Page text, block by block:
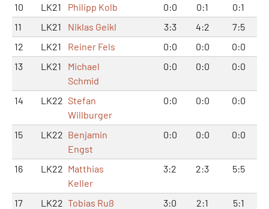
10 LK21 Philipp Kolb 0:0 0:1
0:1
11
LK21 Niklas Geikl 3:3 4:2
7:5
12
LK21 Reiner Fels 0:0 0:0
0:0
13
LK21
Michael
Schmid
0:0 0:0 0:0
14 LK22 Stefan
Willburger
0:0 0:0 0:0
15 LK22 Benjamin
Engst
0:0 0:0 0:0
16 LK22 Matthias
Keller
3:2 2:3 5:5
17 LK22 Tobias Ruß 3:0 2:1
5:1